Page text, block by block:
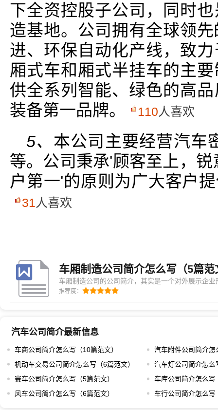
下全资控股子公司，同时
造基地。公司拥有全球领
进、环保自动化产线，致
厢式车和厢式半挂车的主
供全系列智能、绿色的高
装备第一品牌。
110人喜欢
5、 本公司主要经营汽车
等。公司秉承'顾客至上，
户第一'的原则为广大客户
31人喜欢
车厢制造公司简介怎么写（5篇范
车厢制造公司的公司简介，其实是一个对外展示企
绍企业的文字材料，更是一份能够体现企业文化和
造公司来说，如何通过这份简介让客户、合作伙伴
推荐度：
汽车公司简介最新信息
车商公司简介怎么写（10篇范文）
汽车附件公司简介
机动车交易公司简介怎么写（6篇范文）
汽车灯公司简介怎么
赛车公司简介怎么写（5篇范文）
车库公司简介怎么写
风车公司简介怎么写（6篇范文）
车行公司简介怎么写